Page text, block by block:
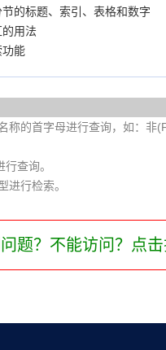
的标题、索引、表格和数字
用法
功能
称的首字母进行查询，如：
查询。
进行检索。
题？不能访问？点